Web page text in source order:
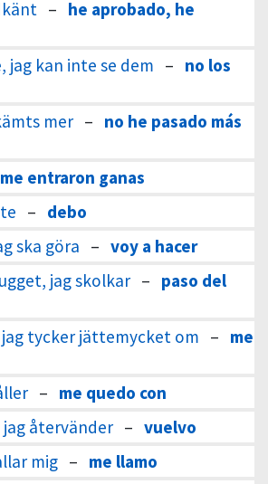
– he aprobado, he
jag kan inte se dem – no los
mer – no he pasado más
me entraron ganas
– debo
ska göra – voy a hacer
jag skolkar – paso del
tycker jättemycket om – me
– me quedo con
återvänder – vuelvo
mig – me llamo